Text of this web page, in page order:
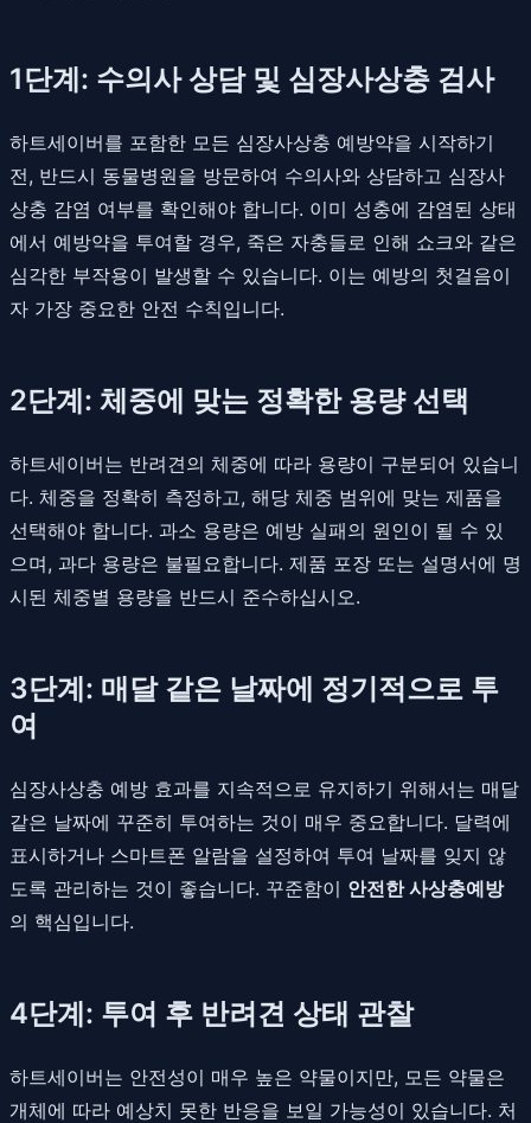
1단계: 수의사 상담 및 심장사상충 검사
하트세이버를 포함한 모든 심장사상충 예방약을 시작하기
전, 반드시 동물병원을 방문하여 수의사와 상담하고 심장사
상충 감염 여부를 확인해야 합니다. 이미 성충에 감염된 상태
에서 예방약을 투여할 경우, 죽은 자충들로 인해 쇼크와 같은
심각한 부작용이 발생할 수 있습니다. 이는 예방의 첫걸음이
자 가장 중요한 안전 수칙입니다.
2단계: 체중에 맞는 정확한 용량 선택
하트세이버는 반려견의 체중에 따라 용량이 구분되어 있습니
다. 체중을 정확히 측정하고, 해당 체중 범위에 맞는 제품을
선택해야 합니다. 과소 용량은 예방 실패의 원인이 될 수 있
으며, 과다 용량은 불필요합니다. 제품 포장 또는 설명서에 명
시된 체중별 용량을 반드시 준수하십시오.
3단계: 매달 같은 날짜에 정기적으로 투
여
심장사상충 예방 효과를 지속적으로 유지하기 위해서는 매달
같은 날짜에 꾸준히 투여하는 것이 매우 중요합니다. 달력에
표시하거나 스마트폰 알람을 설정하여 투여 날짜를 잊지 않
도록 관리하는 것이 좋습니다. 꾸준함이 안전한 사상충예방
의 핵심입니다.
4단계: 투여 후 반려견 상태 관찰
하트세이버는 안전성이 매우 높은 약물이지만, 모든 약물은
개체에 따라 예상치 못한 반응을 보일 가능성이 있습니다. 처